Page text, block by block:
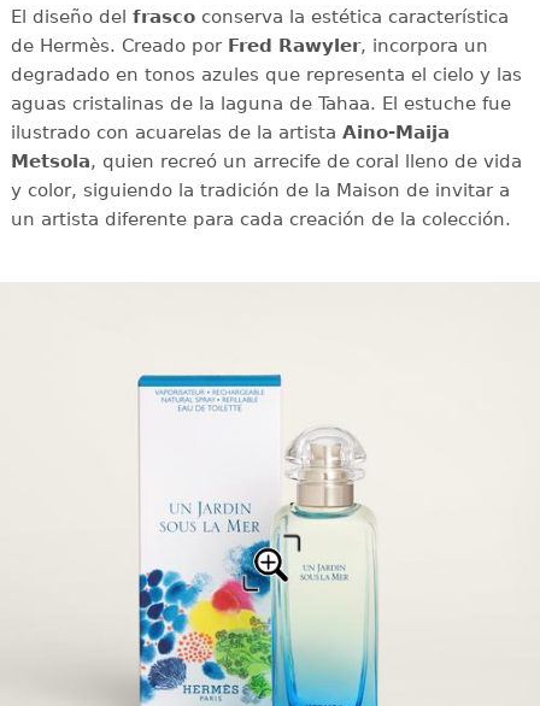
El diseño del frascoconserva la estética característica
de Hermès. Creado por Fred Rawyler, incorpora un
degradado en tonos azules que representa el cielo y las
aguas cristalinas de la laguna de Tahaa. El estuche fue
ilustrado con acuarelas de la artista Aino-Maija
Metsola, quien recreó un arrecife de coral lleno de vida
y color, siguiendo la tradición de la Maison de invitar a
un artista diferente para cada creación de la colección.